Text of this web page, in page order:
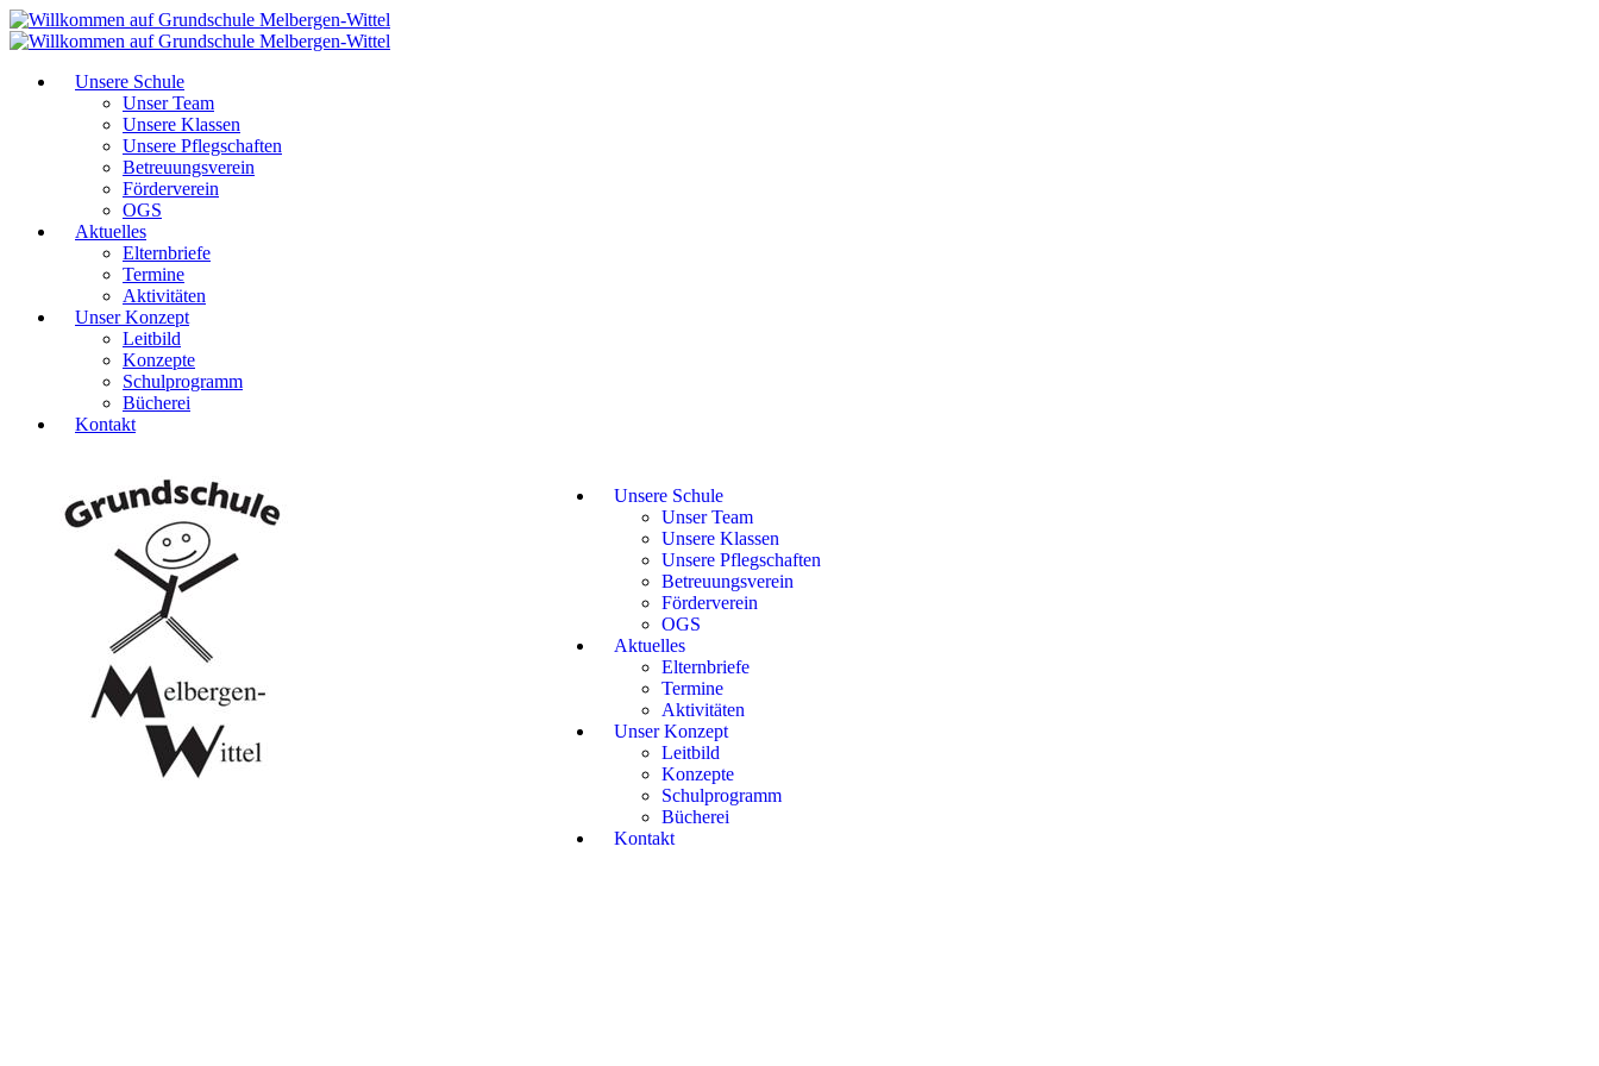
Unsere Schule
Unser Team
Unsere Klassen
Unsere Pflegschaften
Betreuungsverein
Förderverein
OGS
Aktuelles
Elternbriefe
Termine
Aktivitäten
Unser Konzept
Leitbild
Konzepte
Schulprogramm
Bücherei
Kontakt
Unsere Schule
Unser Team
Unsere Klassen
Unsere Pflegschaften
Betreuungsverein
Förderverein
OGS
Aktuelles
Elternbriefe
Termine
Aktivitäten
Unser Konzept
Leitbild
Konzepte
Schulprogramm
Bücherei
Kontakt